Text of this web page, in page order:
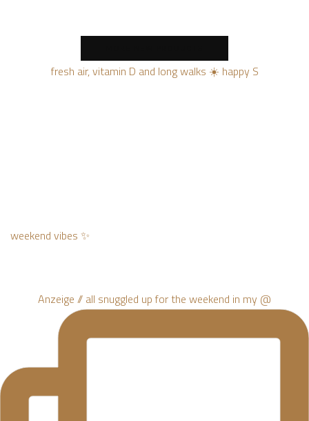
fresh air, vitamin D and long walks ☀️ happy S
weekend vibes ✨
Anzeige // all snuggled up for the weekend in my @